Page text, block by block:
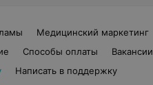
Медицинский маркетинг
Способы оплаты
Вакансии
Написать в поддержку